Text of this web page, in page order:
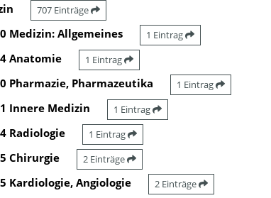
707 Einträge
Medizin: Allgemeines 1 Eintrag
Anatomie 1 Eintrag
Pharmazie, Pharmazeutika 1 Eintrag
Innere Medizin 1 Eintrag
Radiologie 1 Eintrag
Chirurgie 2 Einträge
Kardiologie, Angiologie 2 Einträge